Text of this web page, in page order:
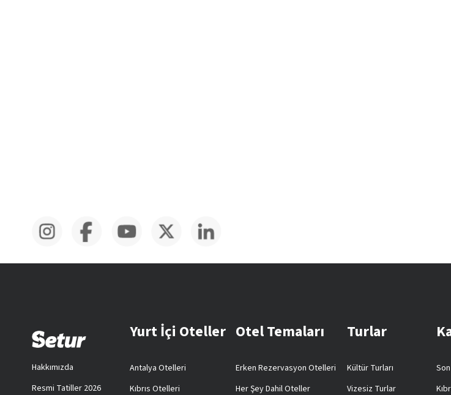
Hakkımızda
Resmi Tatiller 2026
Yurt İçi Oteller
Antalya Otelleri
Kıbrıs Otelleri
Otel Temaları
Erken Rezervasyon Otelleri
Her Şey Dahil Oteller
Turlar
Kültür Turları
Vizesiz Turlar